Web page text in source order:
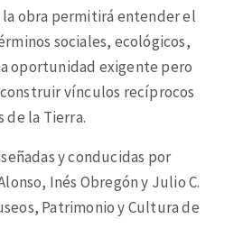
la obra permitirá entender el
sociales, ecológicos,
oportunidad exigente pero
vínculos recíprocos
de la Tierra.
y conducidas por
Inés Obregón y Julio C.
Patrimonio y Cultura de